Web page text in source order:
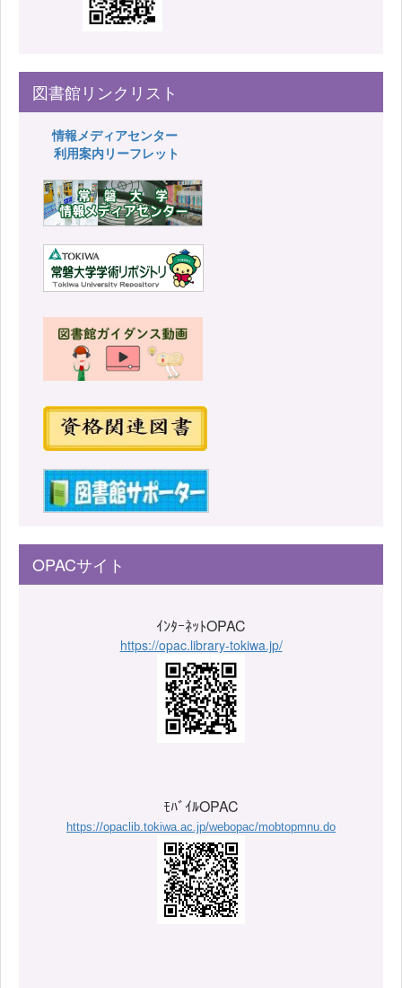
図書館リンクリスト
情報メディアセンター
利用案内リーフレット
OPACサイト
ｲﾝﾀｰﾈｯﾄOPAC
https://opac.library-tokiwa.jp/
ﾓﾊﾞｲﾙOPAC
https://opaclib.tokiwa.ac.jp/webopac/mobtopmnu.do